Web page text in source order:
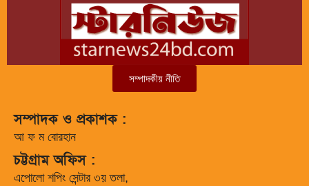
সম্পাদকীয় নীতি
সম্পাদক ও প্রকাশক :
আ ফ ম বোরহান
চট্টগ্রাম অফিস :
এপোলো শপিং সেন্টার ৩য় তলা,